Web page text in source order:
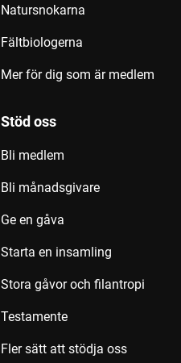
Natursnokarna
Fältbiologerna
Mer för dig som är medlem
Stöd oss
Bli medlem
Bli månadsgivare
Ge en gåva
Starta en insamling
Stora gåvor och filantropi
Testamente
Fler sätt att stödja oss